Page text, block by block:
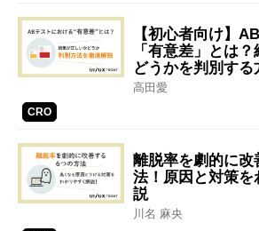
【初心者向け】
「有意差」とは
どうかを判別す
高田愛
CRO
離脱率を劇的に改
法！原因と対策を
説
川名 麻央